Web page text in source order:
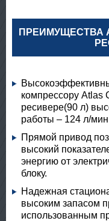
ПРЕИМУЩЕСТВА
компрессору Atlas
ресивере(90 л)
работы – 124 л/
Прямой привод
высокий
энергию от
блоку.
Надежная
высоким запасом
использованным